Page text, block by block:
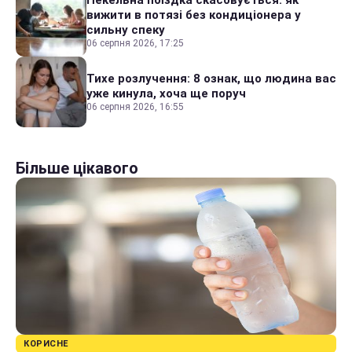
вижити в потязі без кондиціонера у
сильну спеку
06 серпня 2026, 17:25
Тихе розлучення: 8 ознак, що людина вас
уже кинула, хоча ще поруч
06 серпня 2026, 16:55
Більше цікавого
КОРИСНЕ